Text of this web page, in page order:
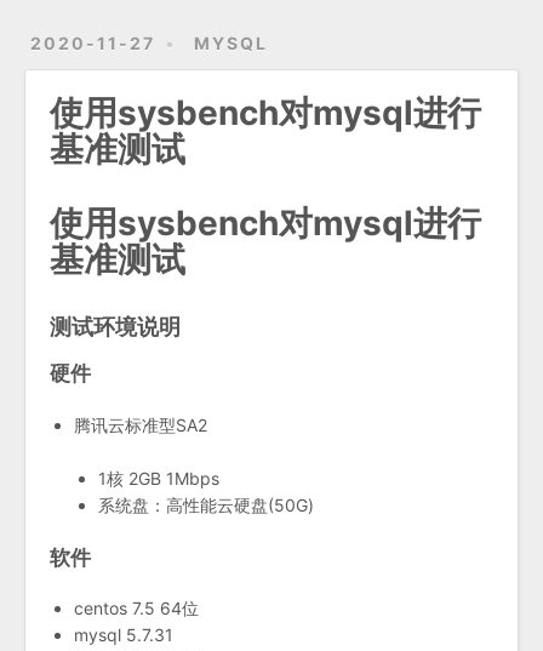
2020-11-27 MYSQL
使用sysbench对mysql进行
基准测试
使用sysbench对mysql进行
基准测试
测试环境说明
硬件
腾讯云标准型SA2
1核 2GB 1Mbps
系统盘：高性能云硬盘(50G)
软件
centos 7.5 64位
mysql 5.7.31